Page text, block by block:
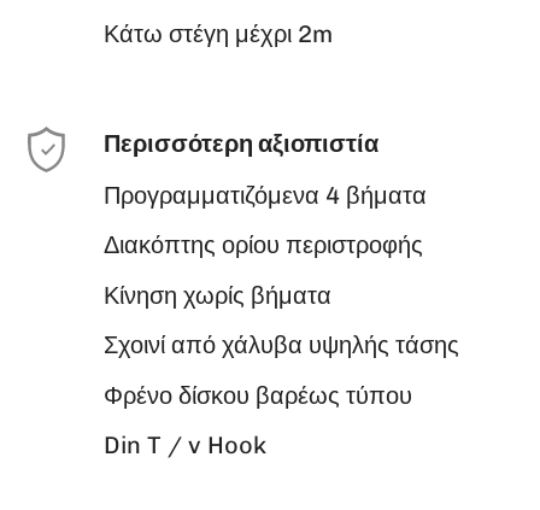
Κάτω στέγη μέχρι 2m
Περισσότερη αξιοπιστία
Προγραμματιζόμενα 4 βήματα
Διακόπτης ορίου περιστροφής
Κίνηση χωρίς βήματα
Σχοινί από χάλυβα υψηλής τάσης
Φρένο δίσκου βαρέως τύπου
Din T / v Hook